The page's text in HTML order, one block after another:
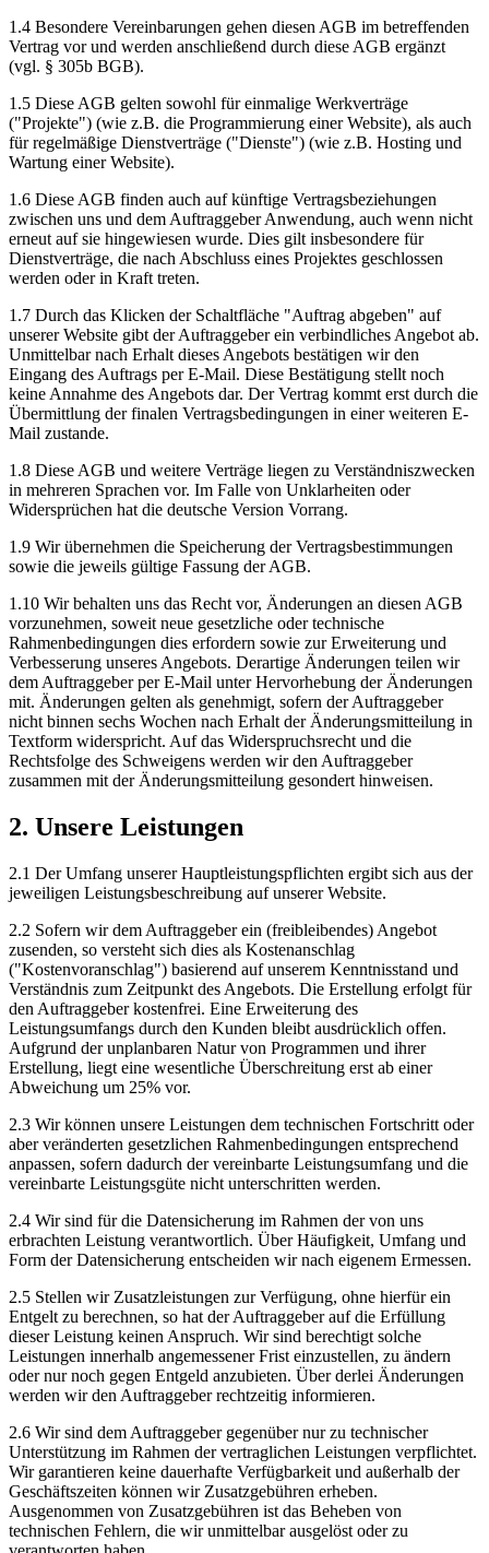
1.4 Besondere Vereinbarungen gehen diesen AGB im betreffenden
Vertrag vor und werden anschließend durch diese AGB ergänzt
(vgl. § 305b BGB).
1.5 Diese AGB gelten sowohl für einmalige Werkverträge
("Projekte") (wie z.B. die Programmierung einer Website), als auch
für regelmäßige Dienstverträge ("Dienste") (wie z.B. Hosting und
Wartung einer Website).
1.6 Diese AGB finden auch auf künftige Vertragsbeziehungen
zwischen uns und dem Auftraggeber Anwendung, auch wenn nicht
erneut auf sie hingewiesen wurde. Dies gilt insbesondere für
Dienstverträge, die nach Abschluss eines Projektes geschlossen
werden oder in Kraft treten.
1.7 Durch das Klicken der Schaltfläche "Auftrag abgeben" auf
unserer Website gibt der Auftraggeber ein verbindliches Angebot ab.
Unmittelbar nach Erhalt dieses Angebots bestätigen wir den
Eingang des Auftrags per E-Mail. Diese Bestätigung stellt noch
keine Annahme des Angebots dar. Der Vertrag kommt erst durch die
Übermittlung der finalen Vertragsbedingungen in einer weiteren E-
Mail zustande.
1.8 Diese AGB und weitere Verträge liegen zu Verständniszwecken
in mehreren Sprachen vor. Im Falle von Unklarheiten oder
Widersprüchen hat die deutsche Version Vorrang.
1.9 Wir übernehmen die Speicherung der Vertragsbestimmungen
sowie die jeweils gültige Fassung der AGB.
1.10 Wir behalten uns das Recht vor, Änderungen an diesen AGB
vorzunehmen, soweit neue gesetzliche oder technische
Rahmenbedingungen dies erfordern sowie zur Erweiterung und
Verbesserung unseres Angebots. Derartige Änderungen teilen wir
dem Auftraggeber per E-Mail unter Hervorhebung der Änderungen
mit. Änderungen gelten als genehmigt, sofern der Auftraggeber
nicht binnen sechs Wochen nach Erhalt der Änderungsmitteilung in
Textform widerspricht. Auf das Widerspruchsrecht und die
Rechtsfolge des Schweigens werden wir den Auftraggeber
zusammen mit der Änderungsmitteilung gesondert hinweisen.
2. Unsere Leistungen
2.1 Der Umfang unserer Hauptleistungspflichten ergibt sich aus der
jeweiligen Leistungsbeschreibung auf unserer Website.
2.2 Sofern wir dem Auftraggeber ein (freibleibendes) Angebot
zusenden, so versteht sich dies als Kostenanschlag
("Kostenvoranschlag") basierend auf unserem Kenntnisstand und
Verständnis zum Zeitpunkt des Angebots. Die Erstellung erfolgt für
den Auftraggeber kostenfrei. Eine Erweiterung des
Leistungsumfangs durch den Kunden bleibt ausdrücklich offen.
Aufgrund der unplanbaren Natur von Programmen und ihrer
Erstellung, liegt eine wesentliche Überschreitung erst ab einer
Abweichung um 25% vor.
2.3 Wir können unsere Leistungen dem technischen Fortschritt oder
aber veränderten gesetzlichen Rahmenbedingungen entsprechend
anpassen, sofern dadurch der vereinbarte Leistungsumfang und die
vereinbarte Leistungsgüte nicht unterschritten werden.
2.4 Wir sind für die Datensicherung im Rahmen der von uns
erbrachten Leistung verantwortlich. Über Häufigkeit, Umfang und
Form der Datensicherung entscheiden wir nach eigenem Ermessen.
2.5 Stellen wir Zusatzleistungen zur Verfügung, ohne hierfür ein
Entgelt zu berechnen, so hat der Auftraggeber auf die Erfüllung
dieser Leistung keinen Anspruch. Wir sind berechtigt solche
Leistungen innerhalb angemessener Frist einzustellen, zu ändern
oder nur noch gegen Entgeld anzubieten. Über derlei Änderungen
werden wir den Auftraggeber rechtzeitig informieren.
2.6 Wir sind dem Auftraggeber gegenüber nur zu technischer
Unterstützung im Rahmen der vertraglichen Leistungen verpflichtet.
Wir garantieren keine dauerhafte Verfügbarkeit und außerhalb der
Geschäftszeiten können wir Zusatzgebühren erheben.
Ausgenommen von Zusatzgebühren ist das Beheben von
technischen Fehlern, die wir unmittelbar ausgelöst oder zu